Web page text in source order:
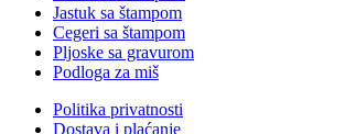
Jastuk sa štampom
Cegeri sa štampom
Pljoske sa gravurom
Podloga za miš
Politika privatnosti
Dostava i plaćanje